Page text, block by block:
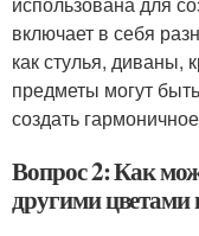
включает в себя
как стулья, диваны,
предметы могут
создать
Вопрос 2: Как
другими цветами